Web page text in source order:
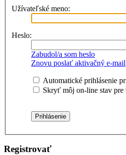
Užívateľské meno:
Heslo:
Zabudol/a som heslo
Znovu poslať aktivačný e-mail
Automatické prihlásenie
Skryť môj on-line stav pre
Registrovať